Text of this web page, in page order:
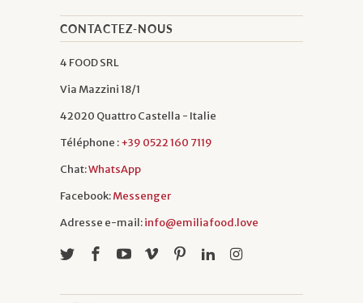
CONTACTEZ-NOUS
4 FOOD SRL
Via Mazzini 18/1
42020 Quattro Castella - Italie
Téléphone :+39 0522 160 7119
Chat:WhatsApp
Facebook:Messenger
Adresse e-mail:info@emiliafood.love